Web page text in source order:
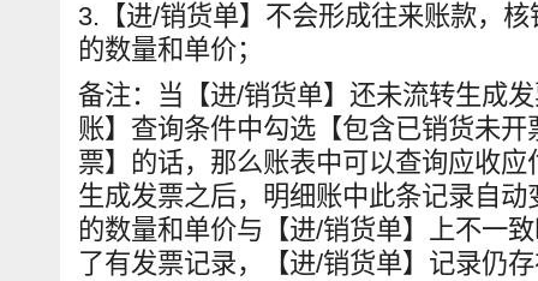
3.【进/销货单】不会形成往来账款，
的数量和单价；
备注：当【进/销货单】还未流转生成
账】查询条件中勾选【包含已销货未
票】的话，那么账表中可以查询应收
生成发票之后，明细账中此条记录自
的数量和单价与【进/销货单】上不一
了有发票记录，【进/销货单】记录仍